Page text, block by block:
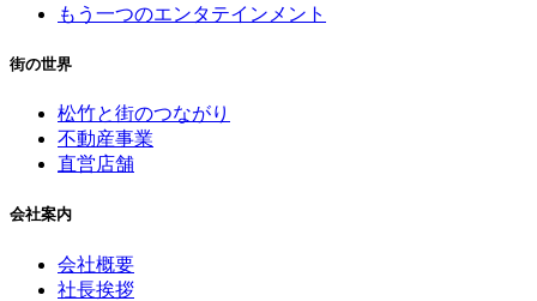
もう一つのエンタテインメント
街の世界
松竹と街のつながり
不動産事業
直営店舗
会社案内
会社概要
社長挨拶